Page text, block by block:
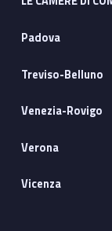
Padova
Treviso-Belluno
Venezia-Rovigo
Verona
Vicenza